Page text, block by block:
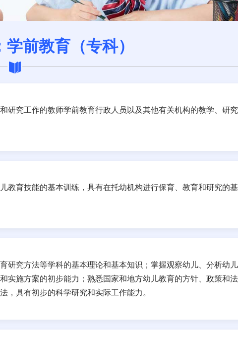
前教育（专科）
究工作的教师学前教育行政人员以及其他有关机构的教学、研究
教育技能的基本训练，具有在托幼机构进行保育、教育和研究的
研究方法等学科的基本理论和基本知识；掌握观察幼儿、分析幼
施方案的初步能力；熟悉国家和地方幼儿教育的方针、政策和法
，具有初步的科学研究和实际工作能力。